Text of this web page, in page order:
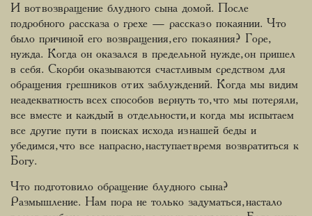
И вот возвращение блудного сына домой. После
подробного рассказа о грехе — рассказ о покаянии. Что
было причиной его возвращения, его покаяния? Горе,
нужда. Когда он оказался в предельной нужде, он пришел
в себя. Скорби оказываются счастливым средством для
обращения грешников от их заблуждений. Когда мы видим
неадекватность всех способов вернуть то, что мы потеряли,
все вместе и каждый в отдельности, и когда мы испытаем
все другие пути в поисках исхода из нашей беды и
убедимся, что все напрасно, наступает время возвратиться к
Богу.
Что подготовило обращение блудного сына?
Размышление. Нам пора не только задуматься, настало